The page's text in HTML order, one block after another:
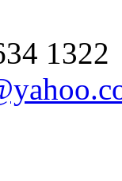
1322